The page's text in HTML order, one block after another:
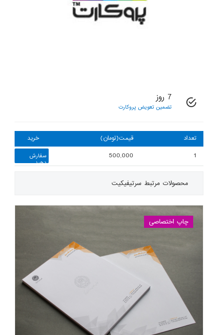
7 روز
تضمین تعویض پروکارت
تعداد قیمت(تومان) خرید
1
500,000
سفارش
دهید
محصولات مرتبط سرتیفیکیت
چاپ اختصاصی